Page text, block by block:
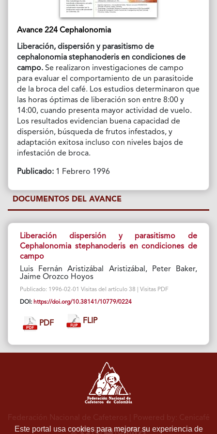
Avance 224 Cephalonomia
Liberación, dispersión y parasitismo de
cephalonomia stephanoderis en condiciones de
campo. Se realizaron investigaciones de campo
para evaluar el comportamiento de un parasitoide
de la broca del café. Los estudios determinaron que
las horas óptimas de liberación son entre 8:00 y
14:00, cuando presenta mayor actividad de vuelo.
Los resultados evidencian buena capacidad de
dispersión, búsqueda de frutos infestados, y
adaptación exitosa incluso con niveles bajos de
infestación de broca.
Publicado:1 Febrero 1996
DOCUMENTOS DEL AVANCE
Liberación dispersión y parasitismo de
Cephalonomia stephanoderis en condiciones de
campo
Luis Fernán Aristizábal Aristizábal, Peter Baker,
Jaime Orozco Hoyos
Publicado: 1996-02-01 Visitas del artículo 38 | Visitas PDF
DOI: https://doi.org/10.38141/10779/0224
PDF FLIP
Este portal usa cookies para mejorar su experiencia de
Federación Nacional de Cafeteros | Powered by: Cenicafé